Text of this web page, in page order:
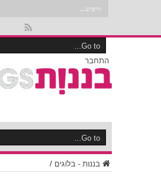
התחבר
בננות - בלוגים /